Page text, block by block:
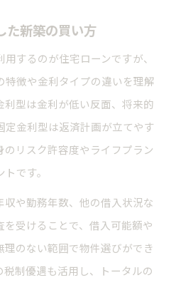
た新築の買い方
するのが住宅ローンですが、
徴や金利タイプの違いを理解
型は金利が低い反面、将来的
金利型は返済計画が立てやす
リスク許容度やライフプラン
です。
収や勤務年数、他の借入状況な
受けることで、借入可能額や
のない範囲で物件選びができ
制優遇も活用し、トータルの